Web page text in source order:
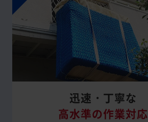
迅速・丁寧な
高水準の作業対応